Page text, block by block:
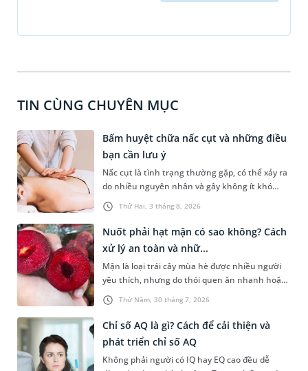
TIN CÙNG CHUYÊN MỤC
Thứ Hai, 3 tháng 8, 2026
Bấm huyệt chữa nấc cụt và những điều
bạn cần lưu ý
Nấc cụt là tình trạng thường gặp, có thể xảy ra
do nhiều nguyên nhân và gây không ít khó
chịu. Bấm huyệt chữa nấc cụt là một trong
những phương pháp được nhiều người tìm
hiểu để hỗ trợ tình trạng này. Mời bạn cùng
tìm hiểu sâu hơn về phương pháp chữa nấc cụt
này trong bài viết dưới đây.
Thứ Năm, 30 tháng 7, 2026
Nuốt phải hạt mận có sao không? Cách
xử lý an toàn và nhữ...
Mận là loại trái cây mùa hè được nhiều người
yêu thích, nhưng do thói quen ăn nhanh hoặc
sơ suất, không ít người đã vô tình nuốt phải
hạt mận. Cấu tạo hạt mận thường cứng, có hai
đầu nhọn nên khi đi vào đường tiêu hóa rất dễ
gây ra tâm lý hoang mang, lo lắng cho người
gặp phải. Bài viết dưới đây sẽ giải đáp chi tiết
giúp bạn thắc mắc nuốt phải hạt mận có sao
Chỉ số AQ là gì? Cách để cải thiện và
phát triển chỉ số AQ
Không phải người có IQ hay EQ cao đều dễ